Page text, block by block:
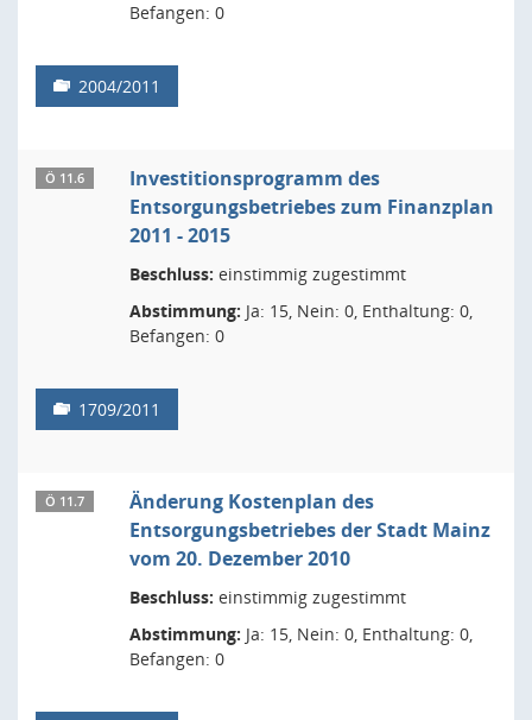
Befangen: 0
2004/2011
Ö 11.6
Investitionsprogramm des
Entsorgungsbetriebes zum Finanzplan
2011 - 2015
Beschluss: einstimmig zugestimmt
Abstimmung: Ja: 15, Nein: 0, Enthaltung: 0,
Befangen: 0
1709/2011
Ö 11.7
Änderung Kostenplan des
Entsorgungsbetriebes der Stadt Mainz
vom 20. Dezember 2010
Beschluss: einstimmig zugestimmt
Abstimmung: Ja: 15, Nein: 0, Enthaltung: 0,
Befangen: 0